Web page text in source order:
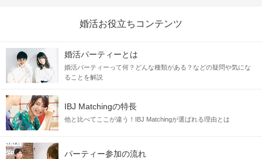
婚活お役立ちコンテンツ
婚活パーティーとは
婚活パーティーって何？どんな種類がある？などの疑問や気にな
ることを解説
IBJ Matchingの特長
他と比べてここが違う！IBJ Matchingが選ばれる理由とは
パーティー参加の流れ